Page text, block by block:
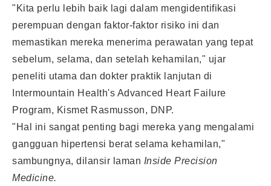
"Kita perlu lebih baik lagi dalam mengidentifikasi
perempuan dengan faktor-faktor risiko ini dan
memastikan mereka menerima perawatan yang tepat
sebelum, selama, dan setelah kehamilan," ujar
peneliti utama dan dokter praktik lanjutan di
Intermountain Health's Advanced Heart Failure
Program, Kismet Rasmusson, DNP.
"Hal ini sangat penting bagi mereka yang mengalami
gangguan hipertensi berat selama kehamilan,"
sambungnya, dilansir laman Inside Precision
Medicine.